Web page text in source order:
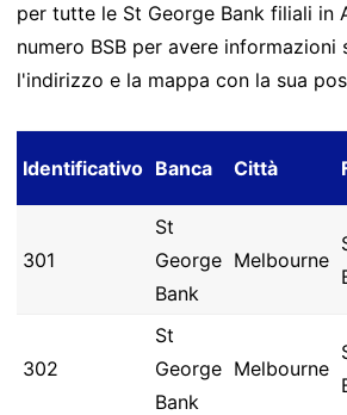
per tutte le St George Bank filiali in
numero BSB per avere informazioni
l'indirizzo e la mappa con la sua
Identificativo Banca Città
301
St
George
Bank
Melbourne
302
St
George
Bank
Melbourne